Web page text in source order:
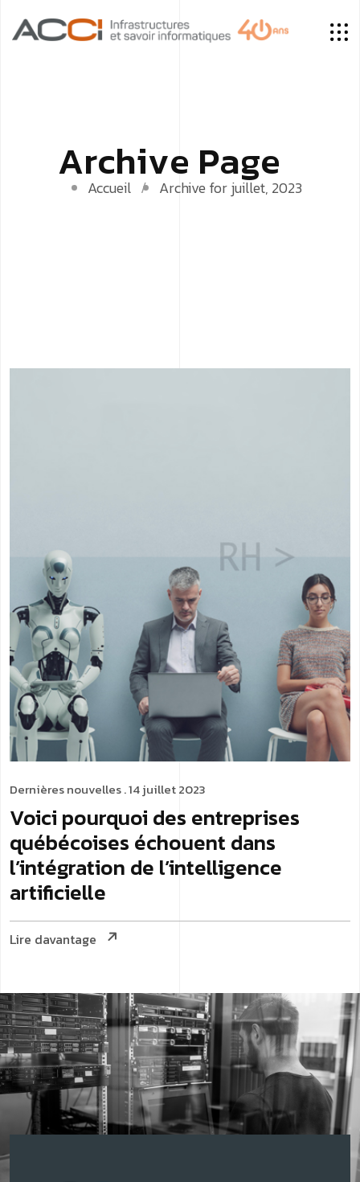
Archive Page
Accueil Archive for juillet, 2023
Dernières nouvelles. 14 juillet 2023
Voici pourquoi des entreprises
québécoises échouent dans
l’intégration de l’intelligence
artificielle
Lire davantage